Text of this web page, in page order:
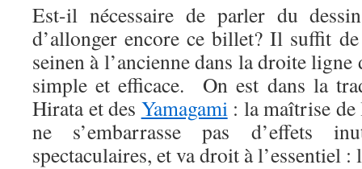
Est-il nécessaire de parler du
d’allonger encore ce billet? Il suffit
seinen à l’ancienne dans la droite
simple et efficace. On est dans la
Hirata et des Yamagami: la maîtrise de
ne s’embarrasse pas d’effets
spectaculaires, et va droit à l’essentiel :